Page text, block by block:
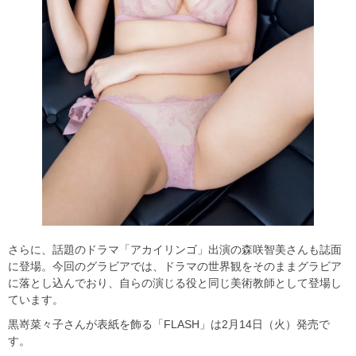
さらに、話題のドラマ「アカイリンゴ」出演の森咲智美さんも誌面
に登場。今回のグラビアでは、ドラマの世界観をそのままグラビア
に落とし込んでおり、自らの演じる役と同じ美術教師として登場し
ています。
黒嵜菜々子さんが表紙を飾る「FLASH」は2月14日（火）発売で
す。